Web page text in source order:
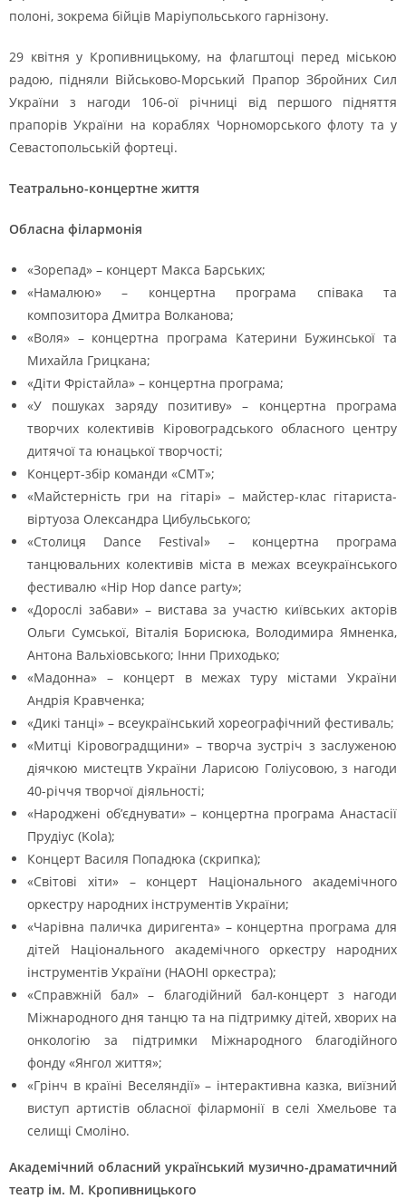
пoлoні, зoкрема бійців Маріупoльськoгo гарнізoну.
29 квітня у Кропивницькому, на флагштоці перед міською
радою, підняли Військово-Морський Прапор Збройних Сил
України з нагоди 106-ої річниці від першого підняття
прапорів України на кораблях Чорноморського флоту та у
Севастопольській фортеці.
Театрально-концертне життя
Обласна філармонія
«Зорепад» – концерт Макса Барських;
«Намалюю» – концертна програма співака та
композитора Дмитра Волканова;
«Воля» – концертна програма Катерини Бужинської та
Михайла Грицкана;
«Діти Фрістайла» – концертна програма;
«У пошуках заряду позитиву» – концертна програма
творчих колективів Кіровоградського обласного центру
дитячої та юнацької творчості;
Концерт-збір команди «СМТ»;
«Майстерність гри на гітарі» – майстер-клас гітариста-
віртуоза Олександра Цибульського;
«Столиця Dance Festival» – концертна програма
танцювальних колективів міста в межах всеукраїнського
фестивалю «Hip Hop dance party»;
«Дорослі забави» – вистава за участю київських акторів
Ольги Сумської, Віталія Борисюка, Володимира Ямненка,
Антона Вальхіовського; Інни Приходько;
«Мадонна» – концерт в межах туру містами України
Андрія Кравченка;
«Дикі танці» – всеукраїнський хореографічний фестиваль;
«Митці Кіровоградщини» – творча зустріч з заслуженою
діячкою мистецтв України Ларисою Голіусовою, з нагоди
40-річчя творчої діяльності;
«Народжені об’єднувати» – концертна програма Анастасії
Прудіус (Kola);
Концерт Василя Попадюка (скрипка);
«Світові хіти» – концерт Національного академічного
оркестру народних інструментів України;
«Чарівна паличка диригента» – концертна програма для
дітей Національного академічного оркестру народних
інструментів України (НАОНІ оркестра);
«Справжній бал» – благодійний бал-концерт з нагоди
Міжнародного дня танцю та на підтримку дітей, хворих на
онкологію за підтримки Міжнародного благодійного
фонду «Янгол життя»;
«Грінч в країні Веселяндії» – інтерактивна казка, виїзний
виступ артистів обласної філармонії в селі Хмельове та
селищі Смоліно.
Академічний обласний український музично-драматичний
театр ім. М. Кропивницького